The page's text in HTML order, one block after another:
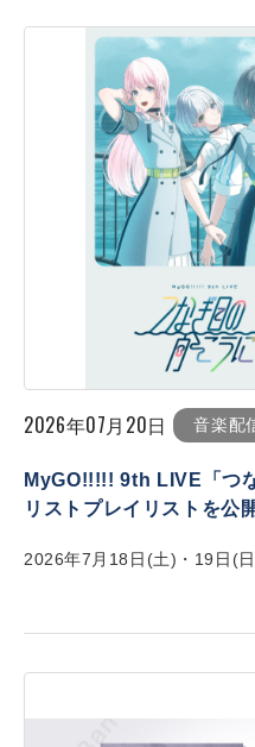
2026年07月20日 音楽配
MyGO!!!!! 9th LIVE「つ
リストプレイリストを公
2026年7月18日(土)・19日(